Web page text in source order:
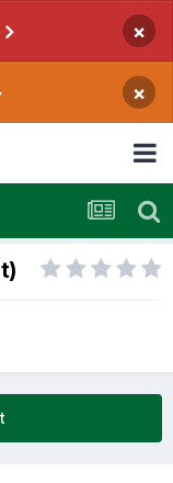
×
×